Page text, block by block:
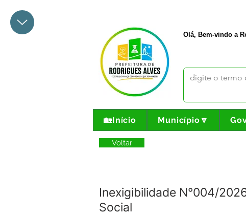
Olá, Bem-vindo a
🏡Início Município🔽
Voltar
Inexigibilidade N°004/
Social